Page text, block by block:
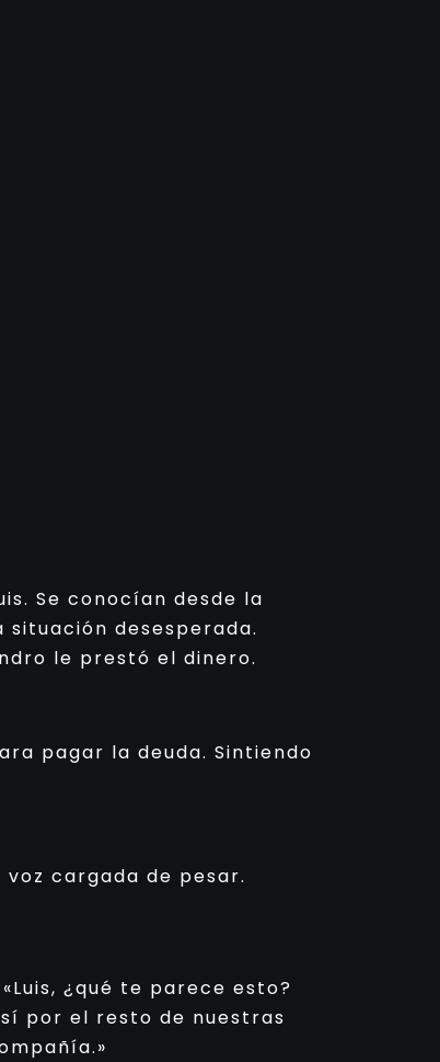
Se conocían desde la
desesperada.
le prestó el dinero.
pagar la deuda. Sintiendo
cargada de pesar.
¿qué te parece esto?
por el resto de nuestras